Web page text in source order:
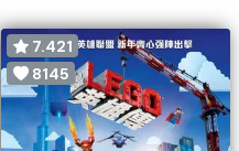
7.421
8145